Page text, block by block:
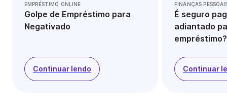
EMPRÉSTIMO ONLINE
Golpe de Empréstimo para
Negativado
Continuar lendo
FINANÇAS
É seguro
adiantado
empréstimo?
Continuar